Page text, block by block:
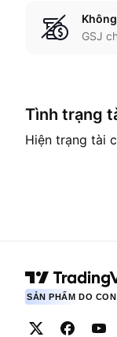
GSJ
Tình trạng
Hiện trạng tài
SẢN PHẨM DO